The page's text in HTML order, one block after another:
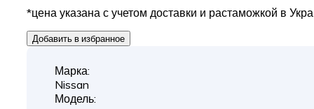
*цена указана с учетом доставки и растаможкой в
Добавить в избранное
Марка:
Nissan
Модель: